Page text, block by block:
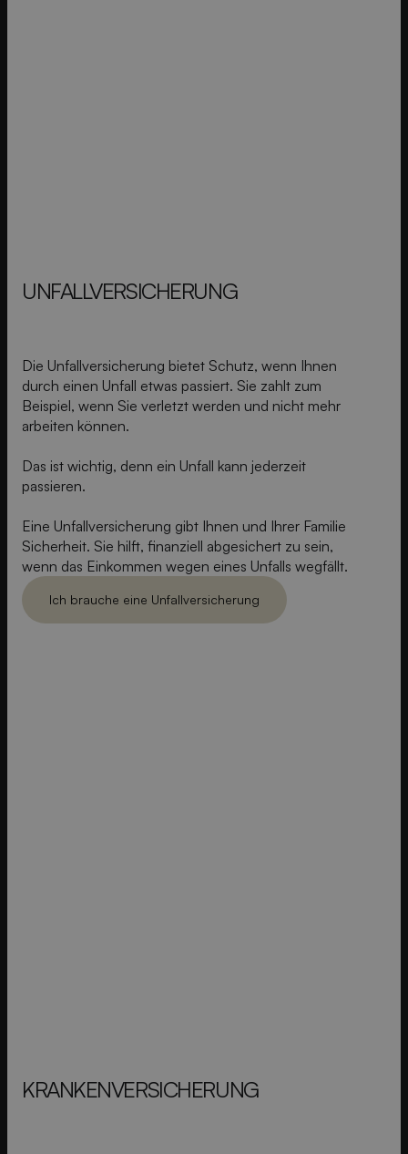
UNFALL­VERSICHERUNG
Die Unfallversicherung bietet Schutz, wenn Ihnen
durch einen Unfall etwas passiert. Sie zahlt zum
Beispiel, wenn Sie verletzt werden und nicht mehr
arbeiten können.
Das ist wichtig, denn ein Unfall kann jederzeit
passieren.
Eine Unfallversicherung gibt Ihnen und Ihrer Familie
Sicherheit. Sie hilft, finanziell abgesichert zu sein,
wenn das Einkommen wegen eines Unfalls wegfällt.
Ich brauche eine Unfallversicherung
Ich brauch eine Unfallversicherung
KRANKEN­VERSICHERUNG